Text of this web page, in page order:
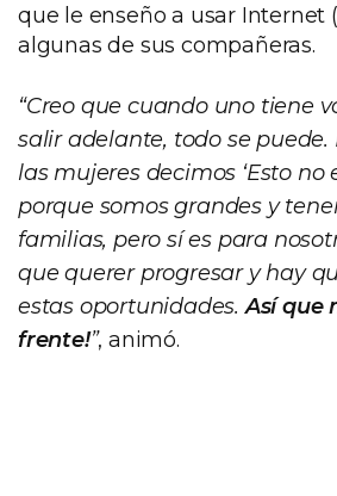
que le enseño a usar Internet
algunas de sus compañeras.
“Creo que cuando uno tiene
salir adelante, todo se puede.
las mujeres decimos ‘Esto no
porque somos grandes y
familias, pero sí es para
que querer progresar y hay
estas oportunidades.Así que
frente!”, animó.